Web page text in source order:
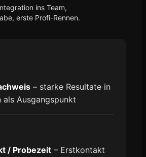
ins Team,
erste Profi-Rennen.
– starke Resultate in
als Ausgangspunkt
/ Probezeit – Erstkontakt